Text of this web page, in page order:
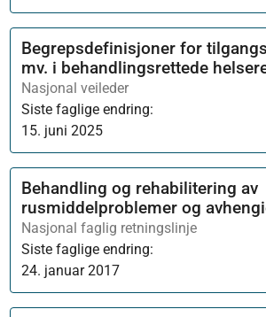
Begrepsdefinisjoner for
mv. i behandlingsrettede
Nasjonal veileder
Siste faglige endring:
15. juni 2025
Behandling og rehabilitering av
rusmiddelproblemer og
Nasjonal faglig retningslinje
Siste faglige endring:
24. januar 2017